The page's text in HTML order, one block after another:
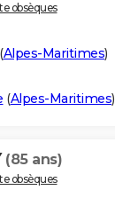
obsèques
(Alpes-Maritimes)
(Alpes-Maritimes)
(85 ans)
obsèques